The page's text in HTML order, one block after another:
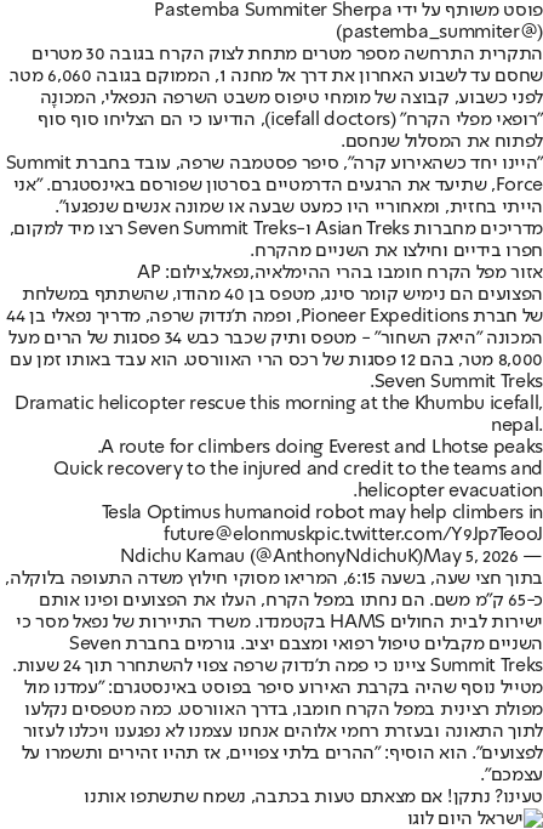
(@‏‎pastemba_summiter‎‏)
התקרית התרחשה מספר מטרים מתחת לצוק הקרח בגובה 30 מטרים
שחסם עד לשבוע האחרון את דרך אל מחנה 1, הממוקם בגובה 6,060 מטר.
לפני כשבוע, קבוצה של מומחי טיפוס משבט השרפה הנפאלי, המכונָה
"רופאי מפלי הקרח" (icefall doctors), הודיעו כי הם הצליחו סוף סוף
לפתוח את המסלול שנחסם.
"היינו יחד כשהאירוע קרה", סיפר פסטמבה שרפה, עובד בחברת Summit
Force, שתיעד את הרגעים הדרמטיים בסרטון שפורסם באינסטגרם. "אני
הייתי בחזית, ומאחוריי היו כמעט שבעה או שמונה אנשים שנפגעו".
מדריכים מחברות Asian Treks ו-Seven Summit Treks רצו מיד למקום,
חפרו בידיים וחילצו את השניים מהקרח.
אזור מפל הקרח חומבו בהרי ההימלאיה,נפאל,צילום: AP
הפצועים הם נימיש קומר סינג, מטפס בן 40 מהודו, שהשתתף במשלחת
של חברת Pioneer Expeditions, ופמה ת'נדוק שרפה, מדריך נפאלי בן 44
המכונה "היאק השחור" - מטפס ותיק שכבר כבש 34 פסגות של הרים מעל
8,000 מטר, בהם 12 פסגות של רכס הרי האוורסט. הוא עבד באותו זמן עם
Seven Summit Treks.
Dramatic helicopter rescue this morning at the Khumbu icefall,
nepal.
A route for climbers doing Everest and Lhotse peaks.
Quick recovery to the injured and credit to the teams and
helicopter evacuation.
Tesla Optimus humanoid robot may help climbers in
future@elonmuskpic.twitter.com/Y9Jp7TeooJ
— Ndichu Kamau (@AnthonyNdichuK)
May 5, 2026
בתוך חצי שעה, בשעה 6:15, המריאו מסוקי חילוץ משדה התעופה בלוקלה,
כ-65 ק"מ משם. הם נחתו במפל הקרח, העלו את הפצועים ופינו אותם
ישירות לבית החולים HAMS בקטמנדו. משרד התיירות של נפאל מסר כי
השניים מקבלים טיפול רפואי ומצבם יציב. גורמים בחברת Seven
Summit Treks ציינו כי פמה ת'נדוק שרפה צפוי להשתחרר תוך 24 שעות.
מטייל נוסף שהיה בקרבת האירוע סיפר בפוסט באינסטגרם: "עמדנו מול
מפולת רצינית במפל הקרח חומבו, בדרך האוורסט. כמה מטפסים נקלעו
לתוך התאונה ובעזרת רחמי אלוהים אנחנו עצמנו לא נפגענו ויכלנו לעזור
לפצועים". הוא הוסיף: "ההרים בלתי צפויים, אז תהיו זהירים ותשמרו על
עצמכם".
טעינו? נתקן! אם מצאתם טעות בכתבה, נשמח שתשתפו אותנו